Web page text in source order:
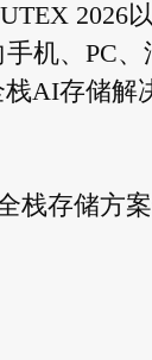
2026
机、PC
AI存储
栈存储方